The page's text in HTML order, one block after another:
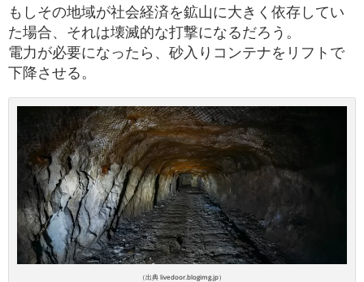
もしその地域が社会経済を鉱山に大きく依存してい
た場合、それは壊滅的な打撃になるだろう。
電力が必要になったら、砂入りコンテナをリフトで
下降させる。
（出典 livedoor.blogimg.jp）